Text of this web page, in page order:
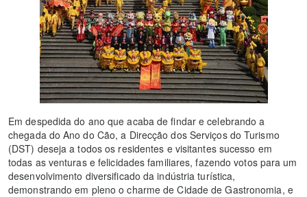
Em despedida do ano que acaba de findar e celebrando a
chegada do Ano do Cão, a Direcção dos Serviços do Turismo
(DST) deseja a todos os residentes e visitantes sucesso em
todas as venturas e felicidades familiares, fazendo votos para um
desenvolvimento diversificado da indústria turística,
demonstrando em pleno o charme de Cidade de Gastronomia, e